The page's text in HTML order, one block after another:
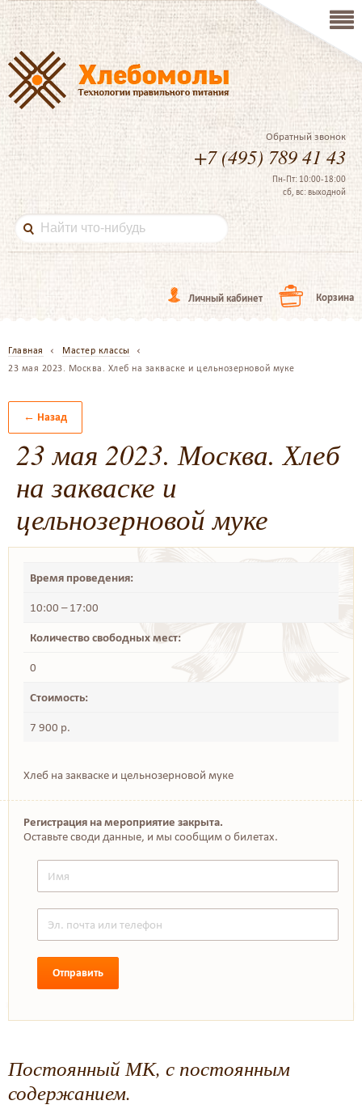
Обратный звонок
+7 (495) 789 41 43
Пн-Пт: 10:00-18:00
сб, вс: выходной
Личный кабинет Корзина
Главная
Мастер классы
23 мая 2023. Москва. Хлеб на закваске и цельнозерновой муке
← Назад
23 мая 2023. Москва. Хлеб
на закваске и
цельнозерновой муке
Время проведения:
10:00 – 17:00
Количество свободных мест:
0
Стоимость:
7 900 р.
Хлеб на закваске и цельнозерновой муке
Регистрация на мероприятие закрыта.
Оставьте своди данные, и мы сообщим о билетах.
Отправить
Постоянный МК, с постоянным
содержанием.